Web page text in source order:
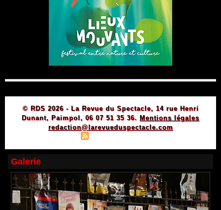
© RDS 2026 - La Revue du Spectacle, 14 rue Henri
Dunant, Paimpol, 06 07 51 35 36. Mentions légales
redaction@larevueduspectacle.com
Galerie